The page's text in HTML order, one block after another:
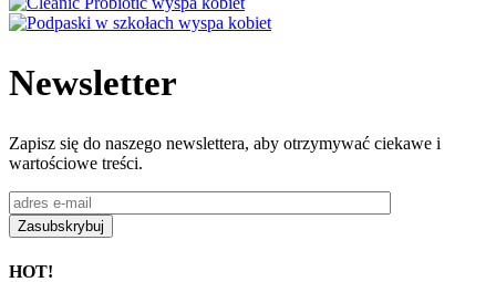
Newsletter
Zapisz się do naszego newslettera, aby otrzymywać ciekawe i
wartościowe treści.
HOT!